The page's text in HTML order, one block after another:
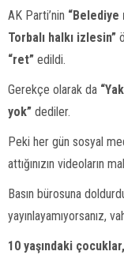
AK Parti’nin “Belediye
Torbalı halkı izlesin”
“ret” edildi.
Gerekçe olarak da
yok” dediler.
Peki her gün sosyal
attığınızın videoların
Basın bürosuna
yayınlayamıyorsanız,
10 yaşındaki